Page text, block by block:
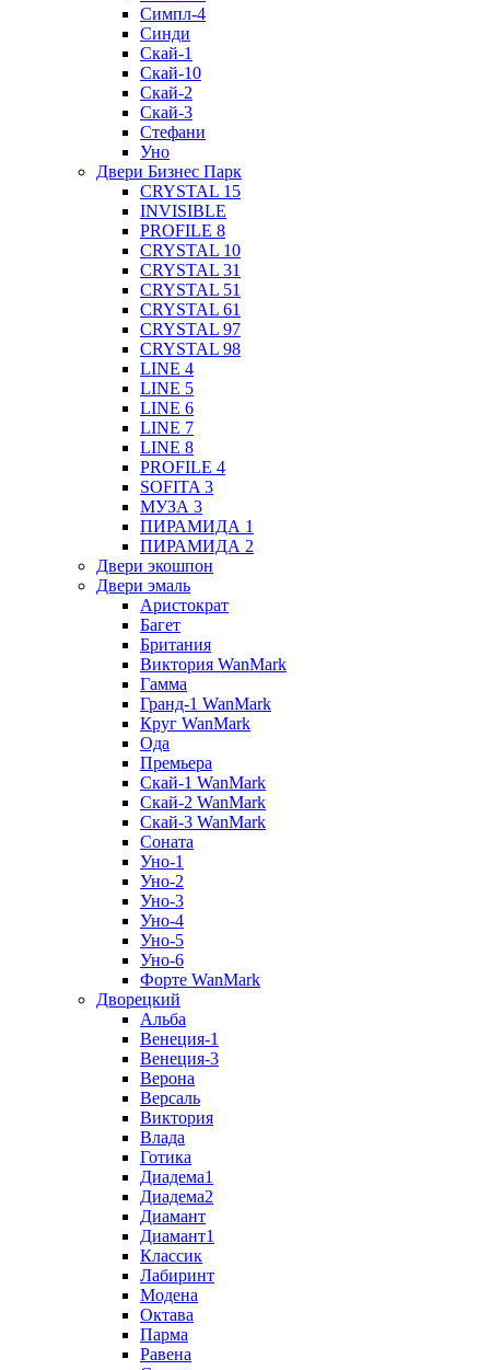
Симпл-4
Синди
Скай-1
Скай-10
Скай-2
Скай-3
Стефани
Уно
Двери Бизнес Парк
CRYSTAL 15
INVISIBLE
PROFILE 8
CRYSTAL 10
CRYSTAL 31
CRYSTAL 51
CRYSTAL 61
CRYSTAL 97
CRYSTAL 98
LINE 4
LINE 5
LINE 6
LINE 7
LINE 8
PROFILE 4
SOFITA 3
МУЗА 3
ПИРАМИДА 1
ПИРАМИДА 2
Двери экошпон
Двери эмаль
Аристократ
Багет
Британия
Виктория WanMark
Гамма
Гранд-1 WanMark
Круг WanMark
Ода
Премьера
Скай-1 WanMark
Скай-2 WanMark
Скай-3 WanMark
Соната
Уно-1
Уно-2
Уно-3
Уно-4
Уно-5
Уно-6
Форте WanMark
Дворецкий
Альба
Венеция-1
Венеция-3
Верона
Версаль
Виктория
Влада
Готика
Диадема1
Диадема2
Диамант
Диамант1
Классик
Лабиринт
Модена
Октава
Парма
Равена